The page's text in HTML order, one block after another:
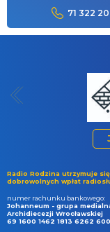
71 322
Radio Rodzina utrzymuje
dobrowolnych wpłat
numer rachunku bankowego:
Johanneum - grupa
Archidiecezji Wrocławskiej
69 1600 1462 1813 6262